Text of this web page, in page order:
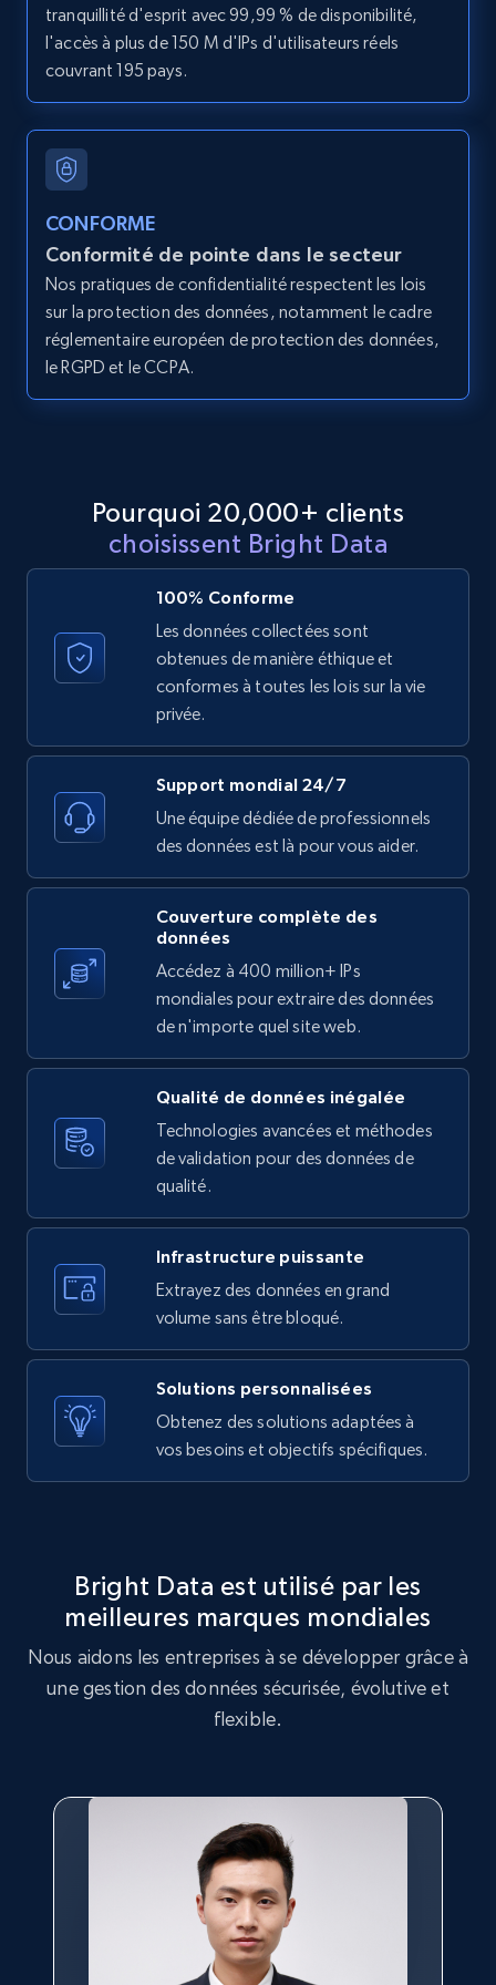
LinkedIn posts - Discover posts by Profile
URL
URL, ID, User id, Use url, Title, Headline, Post
text, Date posted, and more.
11.3K+ 1.5K+ Essai gratuit
LinkedIn posts - Discover new posts
11.3K+ 1.5K+ Essai gratuit
ID, User posted, Name, Description, Date
posted, Photos, URL, Quoted post, and more.
X (formerly Twitter) - Posts - Collecting
Twitter posts URLs
ID, User posted, Name, Description, Date
posted, Photos, URL, Quoted post, and more.
10.4K+ 1.2K+ Essai gratuit
X (formerly Twitter) - Posts - Getting x
posts by array of profiles
ID, User posted, Name, Description, Date
posted, Photos, URL, Quoted post, and more.
1.2K+ Essai gratuit
TikTok - Profiles
Account id, Nickname, Biography, Awg
engagement rate, Comment engagement rate,
Like engagement rate, Bio link, Predicted lang,
TikTok - Profiles - Discover by search URL
and country
Account id, Nickname, Biography, Awg
engagement rate, Comment engagement rate,
Youtube - Videos posts
URL, Title, Youtuber, Youtuber md5, Video url,
tranquillité d'esprit avec 99,99 % de disponibilité,
l'accès à plus de 150 M d'IPs d'utilisateurs réels
couvrant 195 pays.
CONFORME
Conformité de pointe dans le secteur
Nos pratiques de confidentialité respectent les lois
sur la protection des données, notamment le cadre
réglementaire européen de protection des données,
le RGPD et le CCPA.
Pourquoi 20,000+ clients
choisissent Bright Data
100% Conforme
Les données collectées sont
obtenues de manière éthique et
conformes à toutes les lois sur la vie
privée.
Support mondial 24/7
Une équipe dédiée de professionnels
des données est là pour vous aider.
Couverture complète des
données
Accédez à 400 million+ IPs
mondiales pour extraire des données
de n'importe quel site web.
Qualité de données inégalée
Technologies avancées et méthodes
de validation pour des données de
qualité.
Infrastructure puissante
Extrayez des données en grand
volume sans être bloqué.
Solutions personnalisées
Obtenez des solutions adaptées à
vos besoins et objectifs spécifiques.
Bright Data est utilisé par les
meilleures marques mondiales
Nous aidons les entreprises à se développer grâce à
une gestion des données sécurisée, évolutive et
flexible.